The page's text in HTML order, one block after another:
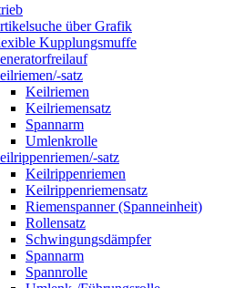
über Grafik
Kupplungsmuffe
satz
Keilriemen
Keilriemensatz
Spannarm
Umlenkrolle
satz
Keilrippenriemen
Keilrippenriemensatz
Riemenspanner (Spanneinheit)
Rollensatz
Schwingungsdämpfer
Spannarm
Spannrolle